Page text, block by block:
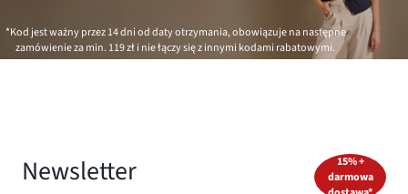
*Kod jest ważny przez 14 dni od daty otrzymania, obowiązuje na następne
zamówienie za min. 119 złi nie łączy się z innymi kodami rabatowymi.
Newsletter
15% +
darmowa